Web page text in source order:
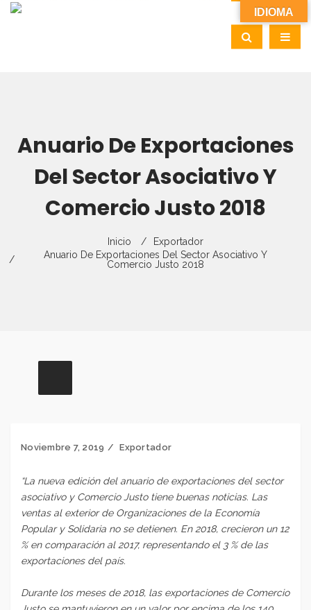
Anuario De Exportaciones
Del Sector Asociativo Y
Comercio Justo 2018
Inicio
Exportador
Anuario De Exportaciones Del Sector Asociativo Y
Comercio Justo 2018
Noviembre 7, 2019 Exportador
“La nueva edición del anuario de exportaciones del sector
asociativo y Comercio Justo tiene buenas noticias. Las
ventas al exterior de Organizaciones de la Economía
Popular y Solidaria no se detienen. En 2018, crecieron un 12
% en comparación al 2017, representando el 3 % de las
exportaciones del país.
Durante los meses de 2018, las exportaciones de Comercio
IDIOMA